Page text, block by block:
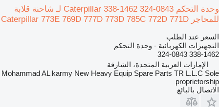
وحدة التحكم Caterpillar 338-1462 324-0843 لـ شاحنة قلابة
للمحاجر Caterpillar 773E 769D 777D 773D 785C 772D 771D
السعر عند الطلب
التجهيزات الكهربائية - وحدة التحكم
338-1462 324-0843
الإمارات العربية المتحدة، الشارقة
Mohammad AL karmy New Heavy Equip Spare Parts TR L.L.C Sole
proprietorship
الاتصال بالبائع